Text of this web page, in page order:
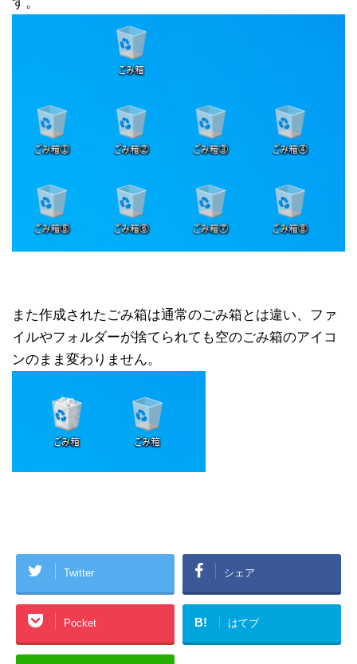
また作成されたごみ箱は通常のごみ箱とは違い、ファ
イルやフォルダーが捨てられても空のごみ箱のアイコ
ンのまま変わりません。
Twitter シェア
Pocket B! はてブ